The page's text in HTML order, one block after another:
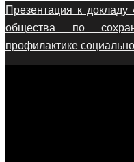
Презентация к докладу
общества по
профилактике